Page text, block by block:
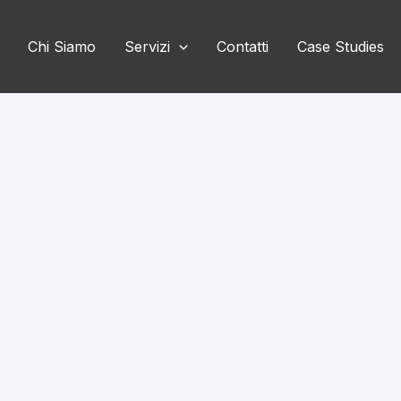
Chi Siamo Servizi Contatti Case Studies